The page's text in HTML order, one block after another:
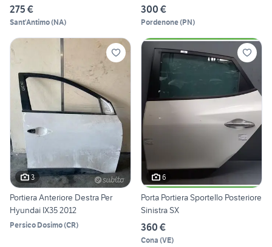
275 €
Sant'Antimo(NA)
300 €
Pordenone(PN)
3
Portiera Anteriore Destra Per
Hyundai IX35 2012
Persico Dosimo(CR)
6
Porta Portiera Sportello Posteriore
Sinistra SX
360 €
Cona (VE)